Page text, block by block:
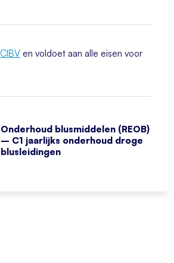
CIBV en voldoet aan alle eisen voor
Onderhoud blusmiddelen (REOB)
– C1 jaarlijks onderhoud droge
blusleidingen